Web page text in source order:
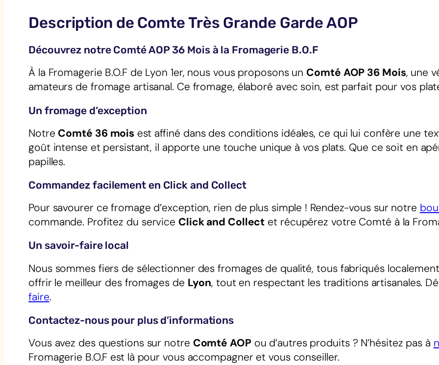
Description de Comte Très Grande Garde AOP
Découvrez notre Comté AOP 36 Mois à la Fromagerie B.O.F
À la Fromagerie B.O.F de Lyon 1er, nous vous proposons un Comté AOP 36 Mois, une
amateurs de fromage artisanal. Ce fromage, élaboré avec soin, est parfait pour vos
Un fromage d’exception
Notre Comté 36 mois est affiné dans des conditions idéales, ce qui lui confère une
goût intense et persistant, il apporte une touche unique à vos plats. Que ce soit en
papilles.
Commandez facilement en Click and Collect
Pour savourer ce fromage d’exception, rien de plus simple ! Rendez-vous sur notre
commande. Profitez du service Click and Collect et récupérez votre Comté à la
Un savoir-faire local
Nous sommes fiers de sélectionner des fromages de qualité, tous fabriqués localement.
offrir le meilleur des fromages de Lyon, tout en respectant les traditions artisanales.
faire.
Contactez-nous pour plus d’informations
Vous avez des questions sur notre Comté AOPou d’autres produits ? N’hésitez pas à
Fromagerie B.O.F est là pour vous accompagner et vous conseiller.